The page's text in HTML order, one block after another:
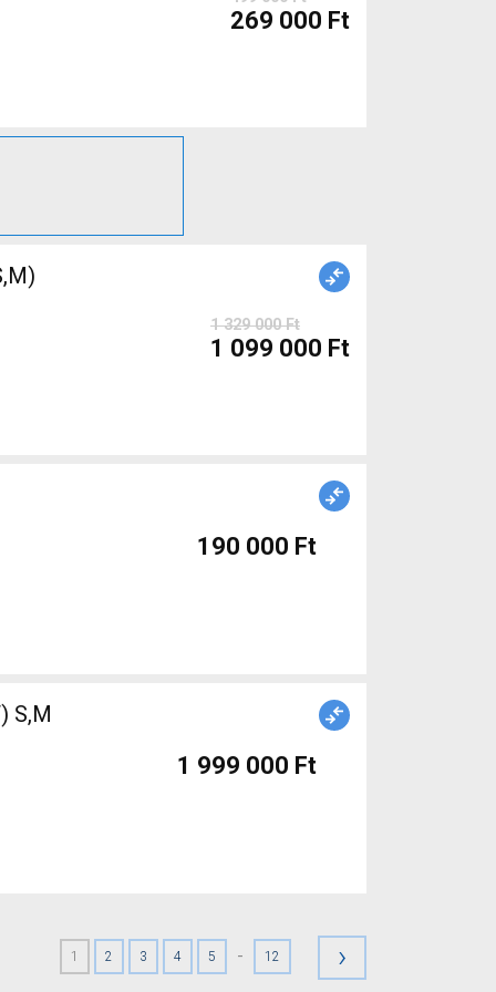
269 000 Ft
1 329 000 Ft
1 099 000 Ft
190 000 Ft
S,M
1 999 000 Ft
1 2 3 4 5 - 12 ›